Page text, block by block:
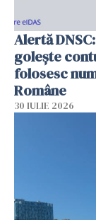
Alertă
golește
folosesc
Române
30 IULIE 2026